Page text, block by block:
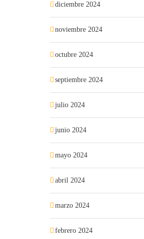
diciembre 2024
noviembre 2024
octubre 2024
septiembre 2024
julio 2024
junio 2024
mayo 2024
abril 2024
marzo 2024
febrero 2024